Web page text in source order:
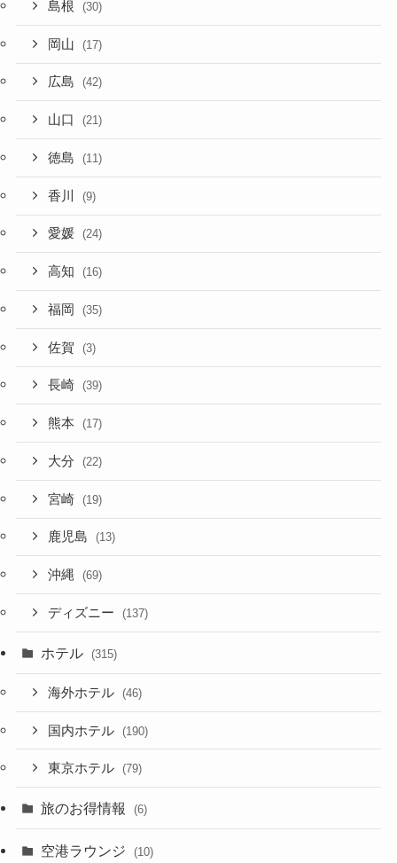
島根 (30)
岡山 (17)
広島 (42)
山口 (21)
徳島 (11)
香川 (9)
愛媛 (24)
高知 (16)
福岡 (35)
佐賀 (3)
長崎 (39)
熊本 (17)
大分 (22)
宮崎 (19)
鹿児島 (13)
沖縄 (69)
ディズニー (137)
ホテル (315)
海外ホテル (46)
国内ホテル (190)
東京ホテル (79)
旅のお得情報 (6)
空港ラウンジ (10)